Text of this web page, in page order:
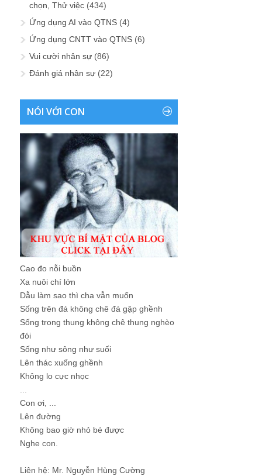
chọn, Thử việc (434)
Ứng dụng AI vào QTNS (4)
Ứng dụng CNTT vào QTNS (6)
Vui cười nhân sự (86)
Đánh giá nhân sự (22)
NÓI VỚI CON
Cao đo nỗi buồn
Xa nuôi chí lớn
Dẫu làm sao thì cha vẫn muốn
Sống trên đá không chê đá gập ghềnh
Sống trong thung không chê thung nghèo
đói
Sống như sông như suối
Lên thác xuống ghềnh
Không lo cực nhọc
...
Con ơi, ...
Lên đường
Không bao giờ nhỏ bé được
Nghe con.
Liên hệ: Mr. Nguyễn Hùng Cường